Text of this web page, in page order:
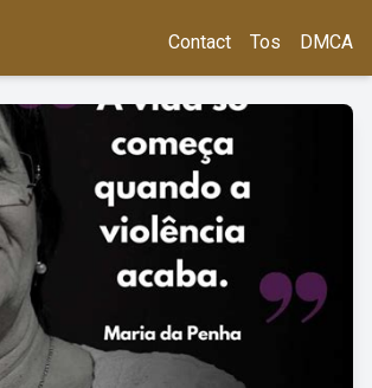
Contact Tos DMCA